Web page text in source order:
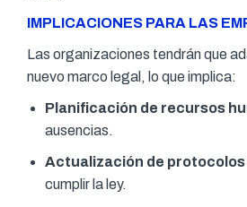
IMPLICACIONES PARA LAS
Las organizaciones tendrán que
nuevo marco legal, lo que implica:
Planificación de recursos
ausencias.
Actualización de
cumplir la ley.